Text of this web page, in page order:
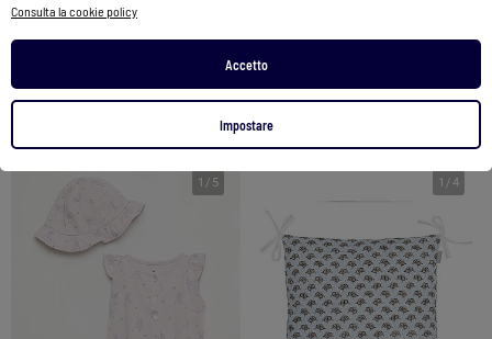
Consulta la cookie policy
Accetto
Impostare
30,95 €
1 / 5 1 /4